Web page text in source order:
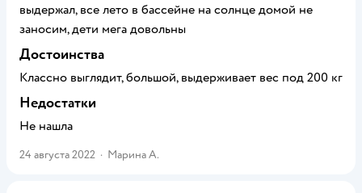
выдержал, все лето в бассейне на солнце домой не
заносим, дети мега довольны
Достоинства
Классно выглядит, большой, выдерживает вес под 200 кг
Недостатки
Не нашла
24 августа 2022 · Марина А.